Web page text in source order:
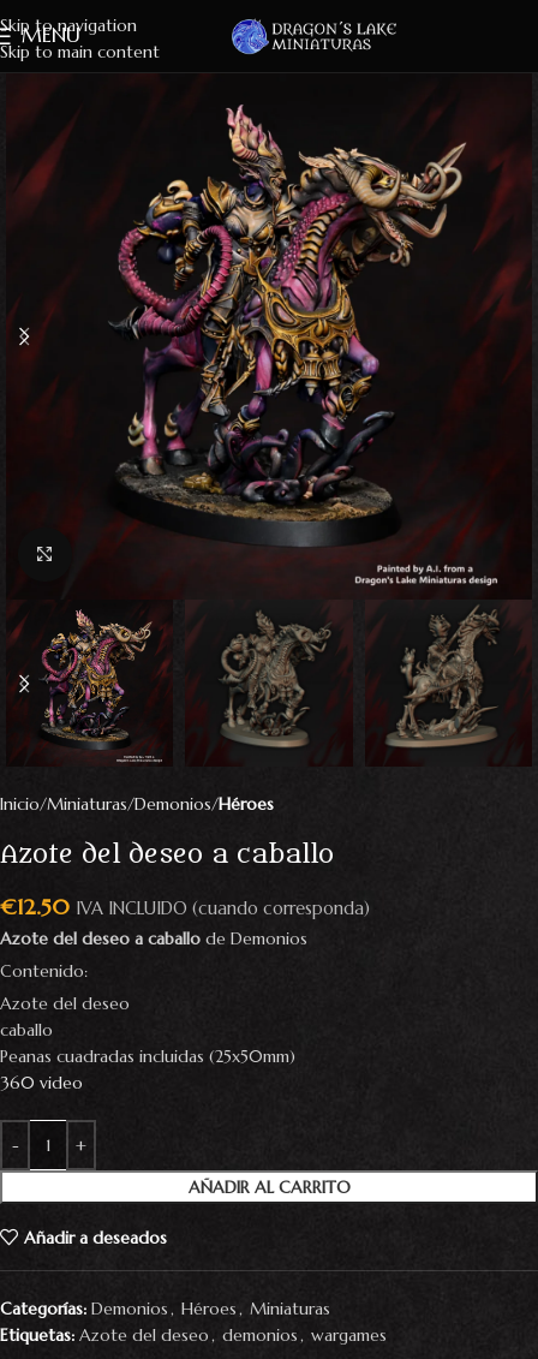
Skip to navigation
Skip to main content
MENU
Inicio Miniaturas Demonios Héroes
Azote del deseo a caballo
€12.50 IVA INCLUIDO (cuando corresponda)
Azote del deseo a caballo de Demonios
Contenido:
Azote del deseo
caballo
Peanas cuadradas incluidas (25x50mm)
360 video
AÑADIR AL CARRITO
Añadir a deseados
Categorías: Demonios, Héroes, Miniaturas
Etiquetas: Azote del deseo, demonios, wargames